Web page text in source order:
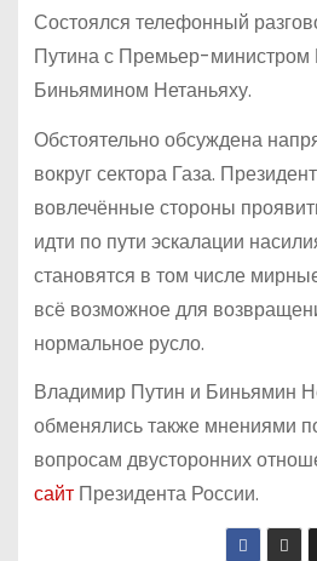
Состоялся телефонный
Путина с Премьер-министром
Биньямином Нетаньяху.
Обстоятельно обсуждена
вокруг сектора Газа.
вовлечённые стороны
идти по пути эскалации
становятся в том числе
всё возможное для
нормальное русло.
Владимир Путин и Биньямин
обменялись также мнениями
вопросам двусторонних
сайтПрезидента России.